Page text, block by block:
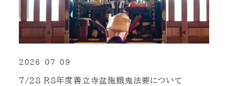
7/28 R8年度善立寺盆施餓鬼法要について
2026-07-09